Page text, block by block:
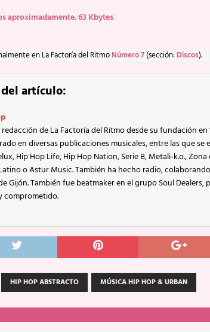
aproximadamente. 63 Kbytes
en La Factoría del Ritmo Número 7 (sección: Discos).
artículo:
de La Factoría del Ritmo desde su fundación en
en diversas publicaciones musicales, entre las que se
Hip Hop Life, Hip Hop Nation, Serie B, Metali-k.o., Zona
o Astur Music. También ha hecho radio,
Gijón. También fue beatmaker en el grupo Soul Dealers,
comprometido.
HIP HOP ABSTRACTO MÚSICA HIP HOP & URBAN